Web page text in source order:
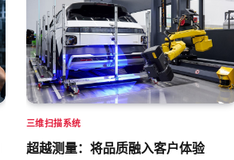
三维扫描系统
超越测量：将品质融入客户体验